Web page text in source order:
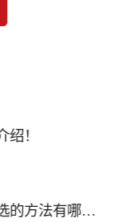
！
方法有哪些？